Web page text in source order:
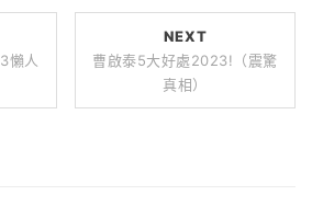
懶人
NEXT
曹啟泰5大好處2023!（震驚
真相）